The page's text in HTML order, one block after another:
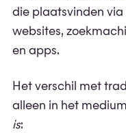
die plaatsvinden via
websites,
en apps.
Het verschil met
alleen in het
is: